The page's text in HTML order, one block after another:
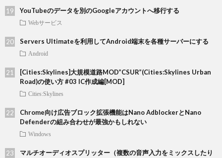
YouTubeのデータを別のGoogleアカウントへ移行する
Webサービス
Servers Ultimateを利用してAndroid端末を各種サーバーにする
Android
[Cities:Skylines]大規模道路MOD”CSUR”(Cities:Skylines Urban
Road)の使い方 #03 IC作成編[MOD]
Cities:Skylines
Chrome向け広告ブロック拡張機能はNano AdblockerとNano
Defenderの組み合わせが最強かもしれない
Windows
マルチオーディオスプリッター（複数の音声入力をミックスしたり